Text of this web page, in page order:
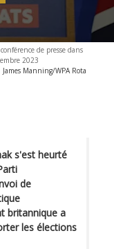
de presse dans
2023
James Manning/WPA Rota
s'est heurté
de
britannique a
les élections